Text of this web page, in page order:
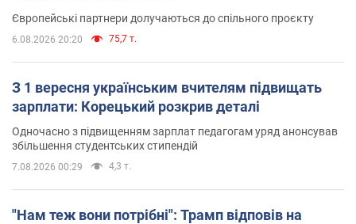
Європейські партнери долучаються до спільного проєкту
6.08.2026 20:20 75,7 т.
З 1 вересня українським вчителям підвищать
зарплати: Корецький розкрив деталі
Одночасно з підвищенням зарплат педагогам уряд анонсував
збільшення студентських стипендій
7.08.2026 00:29 4,3 т.
"Нам теж вони потрібні": Трамп відповів на